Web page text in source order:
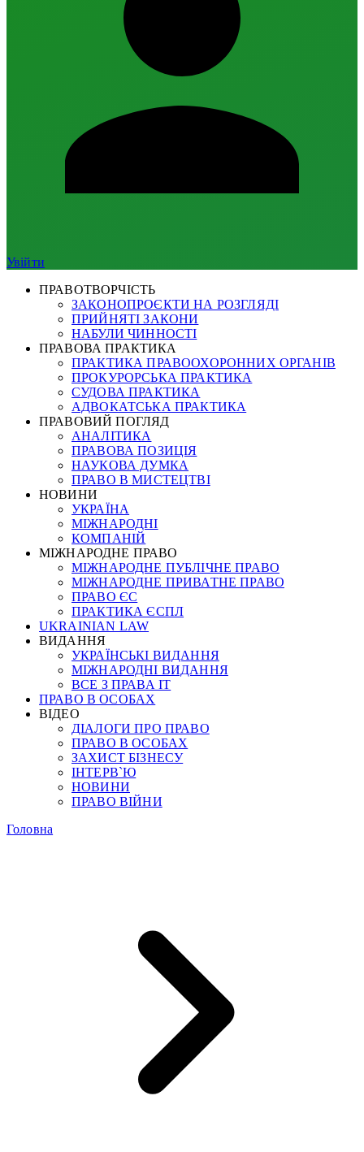
Увійти
ПРАВОТВОРЧІСТЬ
ЗАКОНОПРОЄКТИ НА РОЗГЛЯДІ
ПРИЙНЯТІ ЗАКОНИ
НАБУЛИ ЧИННОСТІ
ПРАВОВА ПРАКТИКА
ПРАКТИКА ПРАВООХОРОННИХ ОРГАНІВ
ПРОКУРОРСЬКА ПРАКТИКА
СУДОВА ПРАКТИКА
АДВОКАТСЬКА ПРАКТИКА
ПРАВОВИЙ ПОГЛЯД
АНАЛІТИКА
ПРАВОВА ПОЗИЦІЯ
НАУКОВА ДУМКА
ПРАВО В МИСТЕЦТВІ
НОВИНИ
УКРАЇНА
МІЖНАРОДНІ
КОМПАНІЙ
МІЖНАРОДНЕ ПРАВО
МІЖНАРОДНЕ ПУБЛІЧНЕ ПРАВО
МІЖНАРОДНЕ ПРИВАТНЕ ПРАВО
ПРАВО ЄС
ПРАКТИКА ЄСПЛ
UKRAINIAN LAW
ВИДАННЯ
УКРАЇНСЬКІ ВИДАННЯ
МІЖНАРОДНІ ВИДАННЯ
ВСЕ З ПРАВА ІТ
ПРАВО В ОСОБАХ
ВІДЕО
ДІАЛОГИ ПРО ПРАВО
ПРАВО В ОСОБАХ
ЗАХИСТ БІЗНЕСУ
ІНТЕРВ`Ю
НОВИНИ
ПРАВО ВІЙНИ
Головна